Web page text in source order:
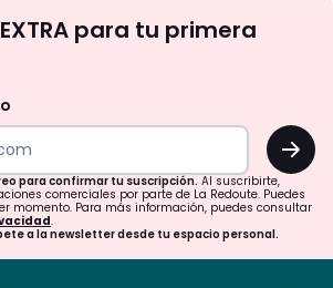
te
tu
para
confirmar
tu
suscripción.
para tu primera
OK
para confirmar tu suscripción. Al suscribirte,
comerciales por parte de La Redoute. Puedes
momento. Para más información, puedes consultar
.
a la newsletter desde tu espacio personal.